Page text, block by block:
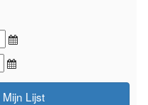
Lijst